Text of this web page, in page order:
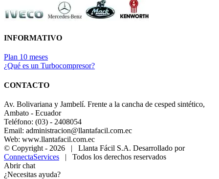
INFORMATIVO
Plan 10 meses
¿Qué es un Turbocompresor?
CONTACTO
Av. Bolivariana y Jambelí. Frente a la cancha de cesped sintético,
Ambato - Ecuador
Teléfono: (03) - 2408054
Email: administracion@llantafacil.com.ec
Web: www.llantafacil.com.ec
© Copyright - 2026 | Llanta Fácil S.A. Desarrollado por
ConnectaServices | Todos los derechos reservados
Abrir chat
¿Necesitas ayuda?